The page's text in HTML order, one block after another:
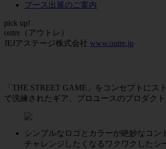
ブース出展のご案内
pick up!
outre（アウトレ）
JEJアステージ株式会社 www.outre.jp
「THE STREET GAME」をコンセプトに
で洗練されたギア、プロユースのプロダク
シンプルなロゴとカラーが絶妙なコ
チャレンジしたくなるワクワクしたシ